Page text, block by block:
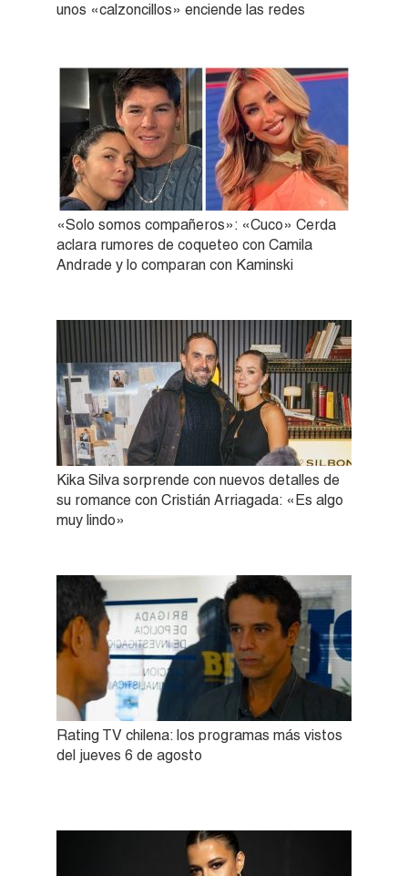
unos «calzoncillos» enciende las redes
«Solo somos compañeros»: «Cuco» Cerda
aclara rumores de coqueteo con Camila
Andrade y lo comparan con Kaminski
Kika Silva sorprende con nuevos detalles de
su romance con Cristián Arriagada: «Es algo
muy lindo»
Rating TV chilena: los programas más vistos
del jueves 6 de agosto